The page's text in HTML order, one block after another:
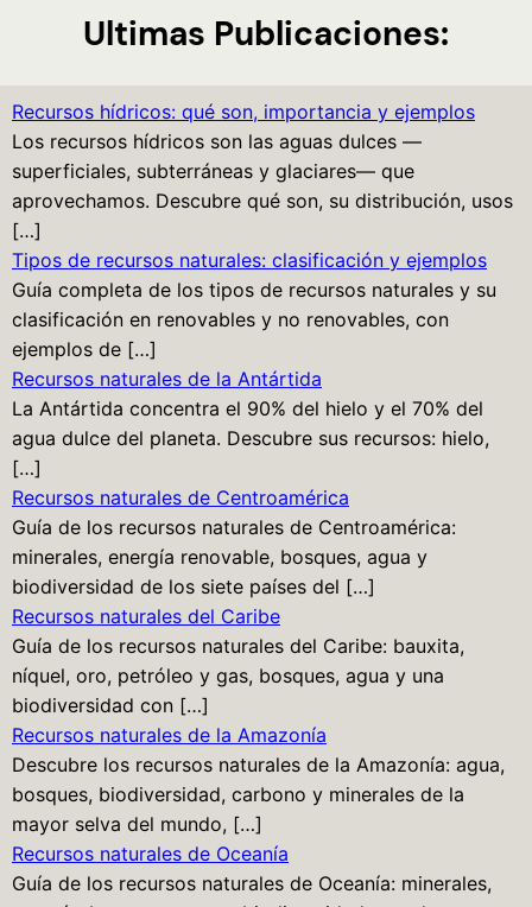
Ultimas Publicaciones:
Recursos hídricos: qué son, importancia y ejemplos
Los recursos hídricos son las aguas dulces —
superficiales, subterráneas y glaciares— que
aprovechamos. Descubre qué son, su distribución, usos
[…]
Tipos de recursos naturales: clasificación y ejemplos
Guía completa de los tipos de recursos naturales y su
clasificación en renovables y no renovables, con
ejemplos de […]
Recursos naturales de la Antártida
La Antártida concentra el 90% del hielo y el 70% del
agua dulce del planeta. Descubre sus recursos: hielo,
[…]
Recursos naturales de Centroamérica
Guía de los recursos naturales de Centroamérica:
minerales, energía renovable, bosques, agua y
biodiversidad de los siete países del […]
Recursos naturales del Caribe
Guía de los recursos naturales del Caribe: bauxita,
níquel, oro, petróleo y gas, bosques, agua y una
biodiversidad con […]
Recursos naturales de la Amazonía
Descubre los recursos naturales de la Amazonía: agua,
bosques, biodiversidad, carbono y minerales de la
mayor selva del mundo, […]
Recursos naturales de Oceanía
Guía de los recursos naturales de Oceanía: minerales,